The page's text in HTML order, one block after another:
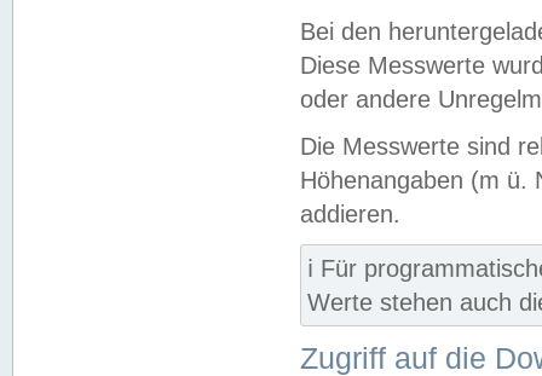
Bei den
Diese Messwerte
oder andere
Die Messwerte sind
Höhenangaben (m ü.
addieren.
ℹ️ Für
Werte stehen auch
Zugriff auf die